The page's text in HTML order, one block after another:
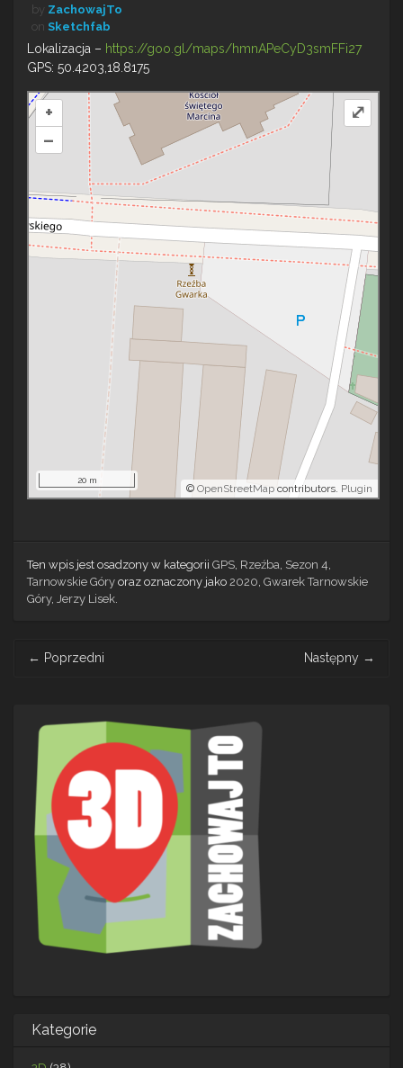
by ZachowajTo
on Sketchfab
Lokalizacja – https://goo.gl/maps/hmnAPeCyD3smFFi27
GPS: 50.4203,18.8175
+
–
© OpenStreetMap contributors. Plugin
20 m
⤢
Ten wpis jest osadzony w kategorii GPS Rzeźba Sezon 4
Tarnowskie Góry oraz oznaczony jako 2020 Gwarek Tarnowskie
Góry, Jerzy Lisek
navigation
← Poprzedni Następny →
Kategorie